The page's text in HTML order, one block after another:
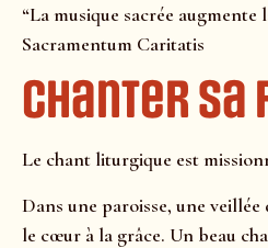
“La musique sacrée
Sacramentum Caritatis
Chanter sa
Le chant liturgique est
Dans une paroisse, une
le cœur à la grâce. Un beau